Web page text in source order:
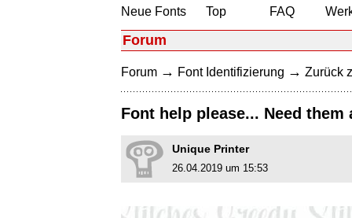
Neue Fonts
Top
FAQ
Forum
Forum → Font Identifizierung → Zurück
Font help please... Need them
Unique Printer
26.04.2019 um 15:53